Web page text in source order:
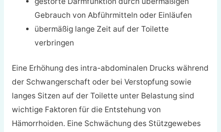
Gebrauch von Abführmitteln oder Einläufen
übermäßig lange Zeit auf der Toilette
verbringen
Eine Erhöhung des intra-abdominalen Drucks während
der Schwangerschaft oder bei Verstopfung sowie
langes Sitzen auf der Toilette unter Belastung sind
wichtige Faktoren für die Entstehung von
Hämorrhoiden. Eine Schwächung des Stützgewebes